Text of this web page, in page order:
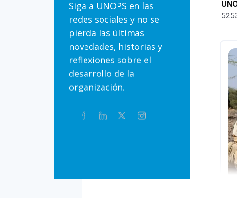
Siga a UNOPS en las
redes sociales y no se
pierda las últimas
novedades, historias y
reflexiones sobre el
desarrollo de la
organización.
Compartir
este Facebook
LinkedinTwitterInstagram